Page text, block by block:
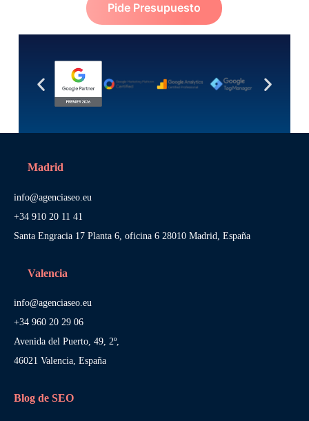
Pide Presupuesto
Madrid
info@agenciaseo.eu
+34 910 20 11 41
Santa Engracia 17 Planta 6, oficina 6 28010 Madrid, España
Valencia
info@agenciaseo.eu
+34 960 20 29 06
Avenida del Puerto, 49, 2º,
46021 Valencia, España
Blog de SEO